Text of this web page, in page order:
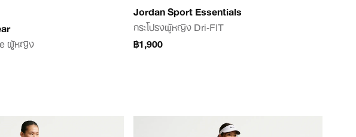
ผู้หญิง
Jordan Sport Essentials
กระโปรงผู้หญิง Dri-FIT
฿1,900